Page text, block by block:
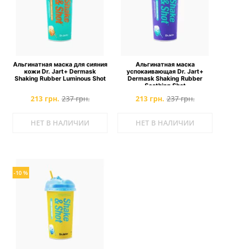
Альгинатная маска для сияния
кожи Dr. Jart+ Dermask
Shaking Rubber Luminous Shot
213 грн. 237 грн.
НЕТ В НАЛИЧИИ
Альгинатная маска
успокаивающая Dr. Jart+
Dermask Shaking Rubber
Soothing Shot
213 грн. 237 грн.
НЕТ В НАЛИЧИИ
-10 %